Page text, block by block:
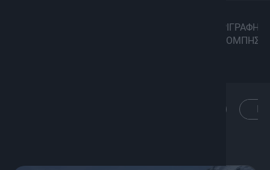
ΠΕΡΙΓΡΑΦΗ
ΕΚΠΟΜΠΗΣ